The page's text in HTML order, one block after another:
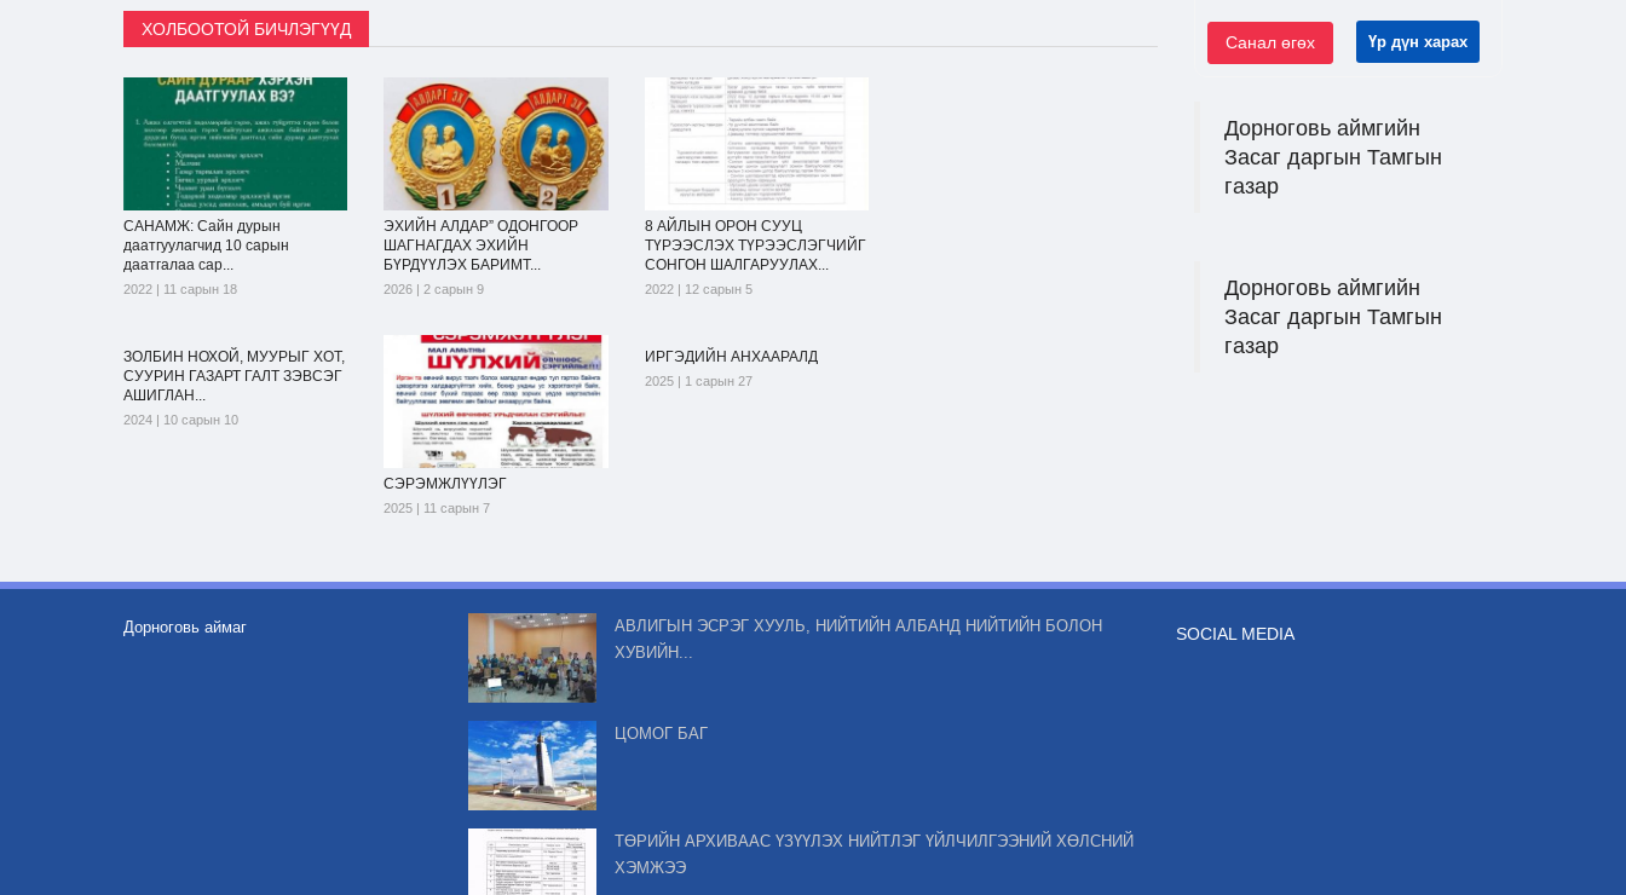
ХОЛБООТОЙ БИЧЛЭГҮҮД
САНАМЖ: Сайн дурын
даатгуулагчид 10 сарын
даатгалаа сар...
2022 | 11 сарын 18
ЭХИЙН АЛДАР” ОДОНГООР
ШАГНАГДАХ ЭХИЙН
БҮРДҮҮЛЭХ БАРИМТ...
2026 | 2 сарын 9
8 АЙЛЫН ОРОН СУУЦ
ТҮРЭЭСЛЭХ ТҮРЭЭСЛЭГЧИЙГ
СОНГОН ШАЛГАРУУЛАХ...
2022 | 12 сарын 5
ЗОЛБИН НОХОЙ, МУУРЫГ ХОТ,
СУУРИН ГАЗАРТ ГАЛТ ЗЭВСЭГ
АШИГЛАН...
2024 | 10 сарын 10
СЭРЭМЖЛҮҮЛЭГ
2025 | 11 сарын 7
ИРГЭДИЙН АНХААРАЛД
2025 | 1 сарын 27
Санал өгөх Үр дүн харах
Дорноговь аймгийн
Засаг даргын Тамгын
газар
Дорноговь аймгийн
Засаг даргын Тамгын
газар
Дорноговь аймаг
АВЛИГЫН ЭСРЭГ ХУУЛЬ, НИЙТИЙН АЛБАНД НИЙТИЙН БОЛОН
ХУВИЙН...
ЦОМОГ БАГ
ТӨРИЙН АРХИВААС ҮЗҮҮЛЭХ НИЙТЛЭГ ҮЙЛЧИЛГЭЭНИЙ ХӨЛСНИЙ
ХЭМЖЭЭ
SOCIAL MEDIA